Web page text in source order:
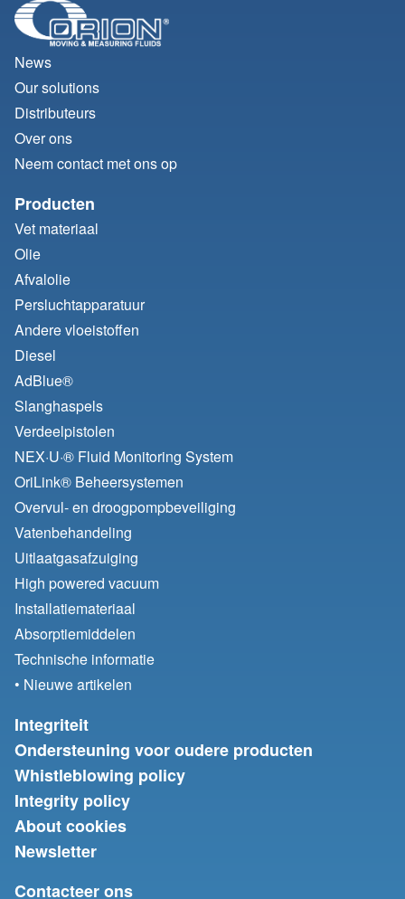
News
Our solutions
Distributeurs
Over ons
Neem contact met ons op
Producten
Vet materiaal
Olie
Afvalolie
Persluchtapparatuur
Andere vloeistoffen
Diesel
AdBlue®
Slanghaspels
Verdeelpistolen
NEX·U·® Fluid Monitoring System
OriLink® Beheersystemen
Overvul- en droogpompbeveiliging
Vatenbehandeling
Uitlaatgasafzuiging
High powered vacuum
Installatiemateriaal
Absorptiemiddelen
Technische informatie
• Nieuwe artikelen
Integriteit
Ondersteuning voor oudere producten
Whistleblowing policy
Integrity policy
About cookies
Newsletter
Contacteer ons